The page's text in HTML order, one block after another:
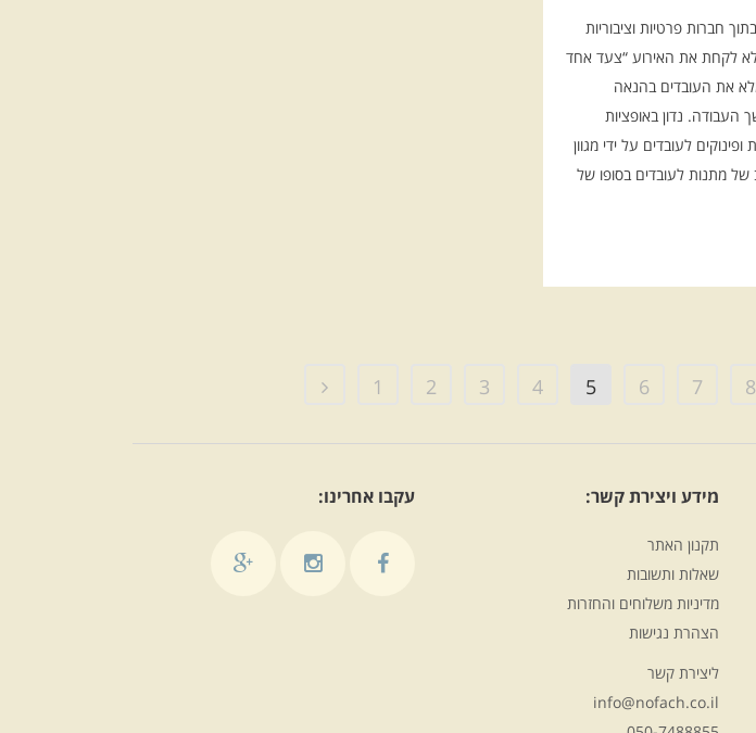
חברות פרטיות וציבוריות
לקחת את האירוע “צעד אחד
את העובדים בהנאה
העבודה. נדון באופציות
לעובדים על ידי מגוון
של מתנות לעובדים בסופו של
1 2 3 4 5 6 7 8
מידע ויצירת קשר:
תקנון האתר
שאלות ותשובות
מדיניות משלוחים והחזרות
הצהרת נגישות
ליצירת קשר
info@nofach.co.il
עקבו אחרינו: